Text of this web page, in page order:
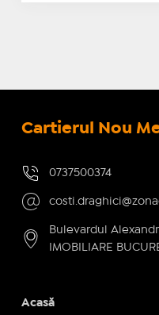
Cartierul Nou
0737500374
Bulevardul
IMOBILIARE
Acasă